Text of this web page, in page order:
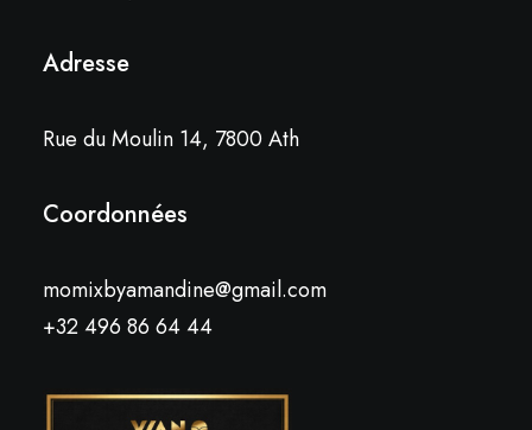
Adresse
Rue du Moulin 14, 7800 Ath
Coordonnées
momixbyamandine@gmail.com
+32 496 86 64 44